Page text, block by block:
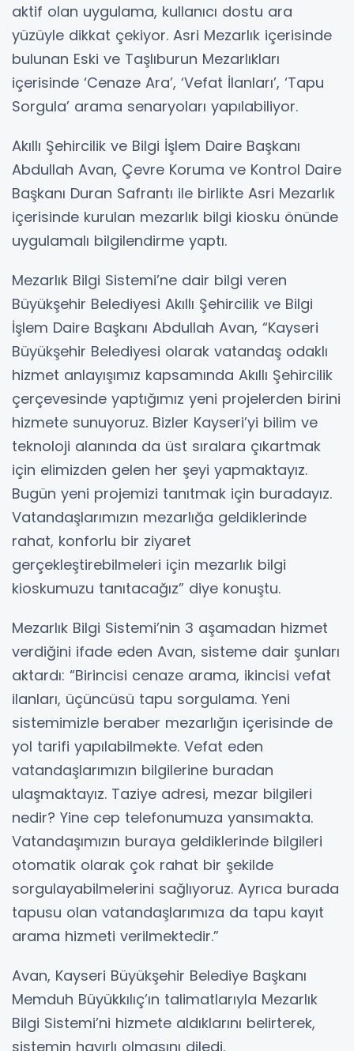
aktif olan uygulama, kullanıcı dostu ara
yüzüyle dikkat çekiyor. Asri Mezarlık içerisinde
bulunan Eski ve Taşlıburun Mezarlıkları
içerisinde ‘Cenaze Ara’, ‘Vefat İlanları’, ‘Tapu
Sorgula’ arama senaryoları yapılabiliyor.
Akıllı Şehircilik ve Bilgi İşlem Daire Başkanı
Abdullah Avan, Çevre Koruma ve Kontrol Daire
Başkanı Duran Safrantı ile birlikte Asri Mezarlık
içerisinde kurulan mezarlık bilgi kiosku önünde
uygulamalı bilgilendirme yaptı.
Mezarlık Bilgi Sistemi’ne dair bilgi veren
Büyükşehir Belediyesi Akıllı Şehircilik ve Bilgi
İşlem Daire Başkanı Abdullah Avan, “Kayseri
Büyükşehir Belediyesi olarak vatandaş odaklı
hizmet anlayışımız kapsamında Akıllı Şehircilik
çerçevesinde yaptığımız yeni projelerden birini
hizmete sunuyoruz. Bizler Kayseri’yi bilim ve
teknoloji alanında da üst sıralara çıkartmak
için elimizden gelen her şeyi yapmaktayız.
Bugün yeni projemizi tanıtmak için buradayız.
Vatandaşlarımızın mezarlığa geldiklerinde
rahat, konforlu bir ziyaret
gerçekleştirebilmeleri için mezarlık bilgi
kioskumuzu tanıtacağız” diye konuştu.
Mezarlık Bilgi Sistemi’nin 3 aşamadan hizmet
verdiğini ifade eden Avan, sisteme dair şunları
aktardı: “Birincisi cenaze arama, ikincisi vefat
ilanları, üçüncüsü tapu sorgulama. Yeni
sistemimizle beraber mezarlığın içerisinde de
yol tarifi yapılabilmekte. Vefat eden
vatandaşlarımızın bilgilerine buradan
ulaşmaktayız. Taziye adresi, mezar bilgileri
nedir? Yine cep telefonumuza yansımakta.
Vatandaşımızın buraya geldiklerinde bilgileri
otomatik olarak çok rahat bir şekilde
sorgulayabilmelerini sağlıyoruz. Ayrıca burada
tapusu olan vatandaşlarımıza da tapu kayıt
arama hizmeti verilmektedir.”
Avan, Kayseri Büyükşehir Belediye Başkanı
Memduh Büyükkılıç’ın talimatlarıyla Mezarlık
Bilgi Sistemi’ni hizmete aldıklarını belirterek,
sistemin hayırlı olmasını diledi.